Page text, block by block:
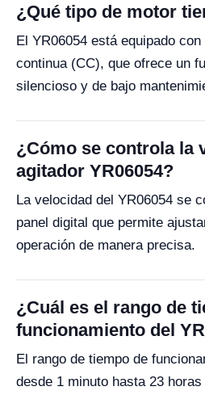
¿Qué tipo de motor
El YR06054 está equipado
continua (CC), que ofrece un
silencioso y de bajo
¿Cómo se controla la
agitador YR06054?
La velocidad del YR06054 se
panel digital que permite
operación de manera precisa.
¿Cuál es el rango de
funcionamiento del
El rango de tiempo de
desde 1 minuto hasta 23